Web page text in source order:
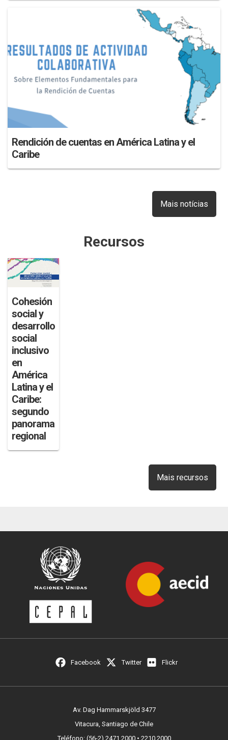
Rendición de cuentas en América Latina y el
Caribe
Mais notícias
Recursos
Cohesión
social y
desarrollo
social
inclusivo
en
América
Latina y el
Caribe:
segundo
panorama
regional
Mais recursos
Facebook Twitter Flickr
Av. Dag Hammarskjöld 3477
Vitacura, Santiago de Chile
Teléfono: (56-2) 2471 2000 • 2210 2000